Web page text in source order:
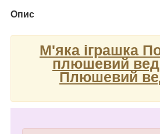
Опис
М'яка іграшка
плюшевий
Плюшевий